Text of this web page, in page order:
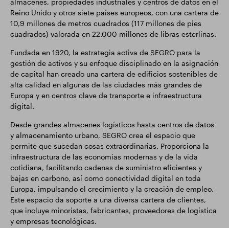
almacenes, propiedades industriales y centros de datos en el
Reino Unido y otros siete países europeos, con una cartera de
10,9 millones de metros cuadrados (117 millones de pies
cuadrados) valorada en 22.000 millones de libras esterlinas.
Fundada en 1920, la estrategia activa de SEGRO para la
gestión de activos y su enfoque disciplinado en la asignación
de capital han creado una cartera de edificios sostenibles de
alta calidad en algunas de las ciudades más grandes de
Europa y en centros clave de transporte e infraestructura
digital.
Desde grandes almacenes logísticos hasta centros de datos
y almacenamiento urbano, SEGRO crea el espacio que
permite que sucedan cosas extraordinarias. Proporciona la
infraestructura de las economías modernas y de la vida
cotidiana, facilitando cadenas de suministro eficientes y
bajas en carbono, así como conectividad digital en toda
Europa, impulsando el crecimiento y la creación de empleo.
Este espacio da soporte a una diversa cartera de clientes,
que incluye minoristas, fabricantes, proveedores de logística
y empresas tecnológicas.